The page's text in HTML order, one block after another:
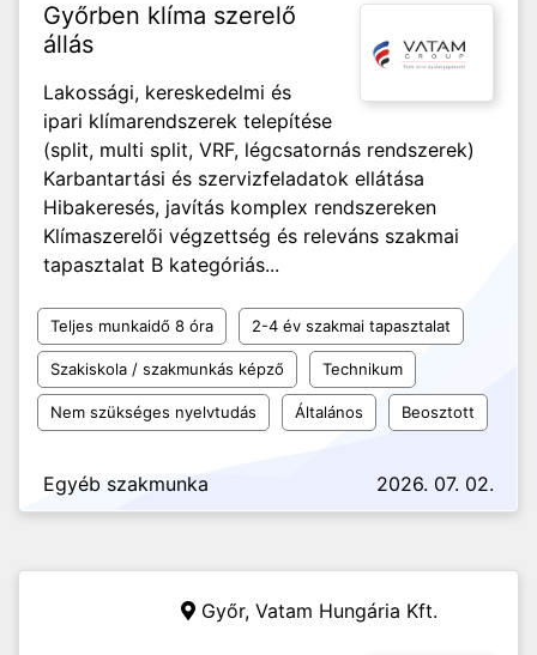
Győrben klíma szerelő
állás
Lakossági, kereskedelmi és
ipari klímarendszerek telepítése
(split, multi split, VRF, légcsatornás rendszerek)
Karbantartási és szervizfeladatok ellátása
Hibakeresés, javítás komplex rendszereken
Klímaszerelői végzettség és releváns szakmai
tapasztalat B kategóriás...
Teljes munkaidő 8 óra 2-4 év szakmai tapasztalat
Szakiskola / szakmunkás képző Technikum
Nem szükséges nyelvtudás Általános Beosztott
Egyéb szakmunka 2026. 07. 02.
Győr, Vatam Hungária Kft.